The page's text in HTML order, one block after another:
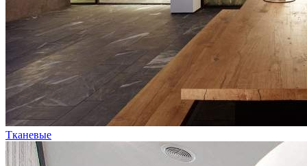
Тканевые